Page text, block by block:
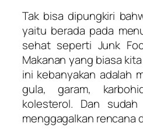
Tak bisa dipungkiri
yaitu berada pada
sehat seperti Junk
Makanan yang biasa
ini kebanyakan adalah
gula, garam,
kolesterol. Dan
menggagalkan rencana